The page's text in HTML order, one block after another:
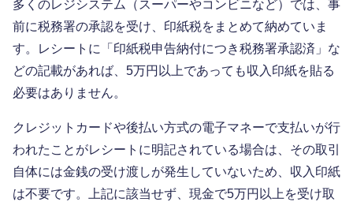
多くのレジシステム（スーパーやコンビニなど）では、事
前に税務署の承認を受け、印紙税をまとめて納めていま
す。レシートに「印紙税申告納付につき税務署承認済」な
どの記載があれば、5万円以上であっても収入印紙を貼る
必要はありません。
クレジットカードや後払い方式の電子マネーで支払いが行
われたことがレシートに明記されている場合は、その取引
自体には金銭の受け渡しが発生していないため、収入印紙
は不要です。上記に該当せず、現金で5万円以上を受け取